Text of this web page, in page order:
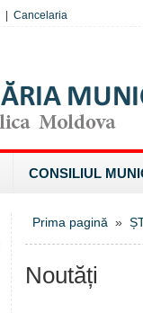
Cancelaria
CONSILIUL
Prima pagină »
Noutăți